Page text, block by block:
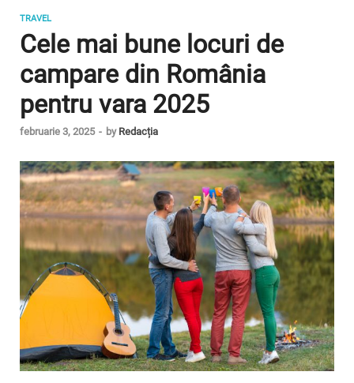
TRAVEL
Cele mai bune locuri de
campare din România
pentru vara 2025
februarie 3, 2025 - by Redacția